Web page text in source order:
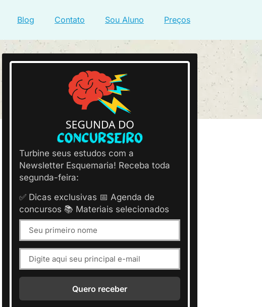
Blog Contato Sou Aluno Preços
Turbine seus estudos com a
Newsletter Esquemaria! Receba toda
segunda-feira:
✅ Dicas exclusivas 📅 Agenda de
concursos 📚 Materiais selecionados
Quero receber